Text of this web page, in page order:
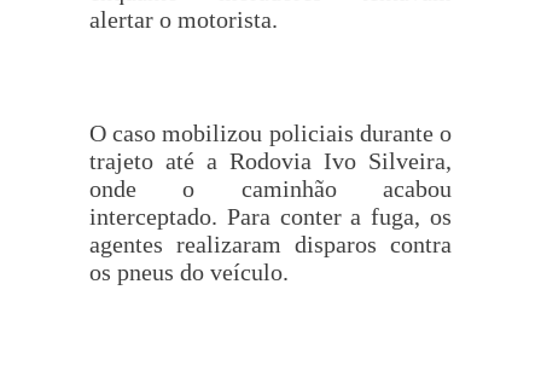
alertar o motorista.
O caso mobilizou policiais durante o
trajeto até a Rodovia Ivo Silveira,
onde o caminhão acabou
interceptado. Para conter a fuga, os
agentes realizaram disparos contra
os pneus do veículo.